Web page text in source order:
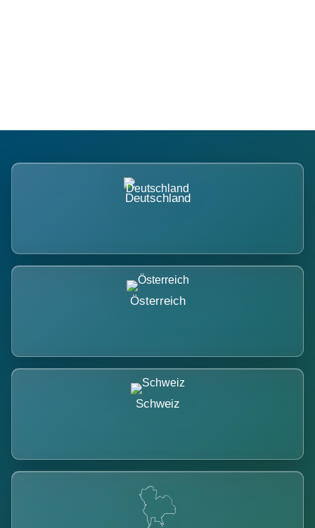
Deutschland
Österreich
Schweiz